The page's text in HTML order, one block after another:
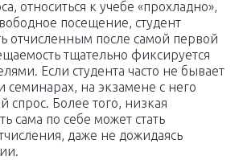
относиться к учебе «прохладно»,
посещение, студент
отчисленным после самой первой
тщательно фиксируется
Если студента часто не бывает
семинарах, на экзамене с него
спрос. Более того, низкая
сама по себе может стать
даже не дожидаясь